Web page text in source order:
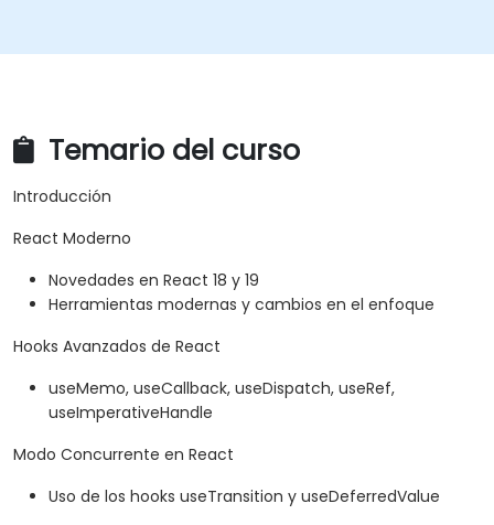
Temario del curso
Introducción
React Moderno
Novedades en React 18 y 19
Herramientas modernas y cambios en el enfoque
Hooks Avanzados de React
useMemo, useCallback, useDispatch, useRef,
useImperativeHandle
Modo Concurrente en React
Uso de los hooks useTransition y useDeferredValue